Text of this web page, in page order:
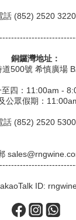
話 (852) 2520 3220
銅鑼灣地址：
道500號 希慎廣場
至四：11:00am -
公眾假期：
話 (852) 2520 5300
ID: